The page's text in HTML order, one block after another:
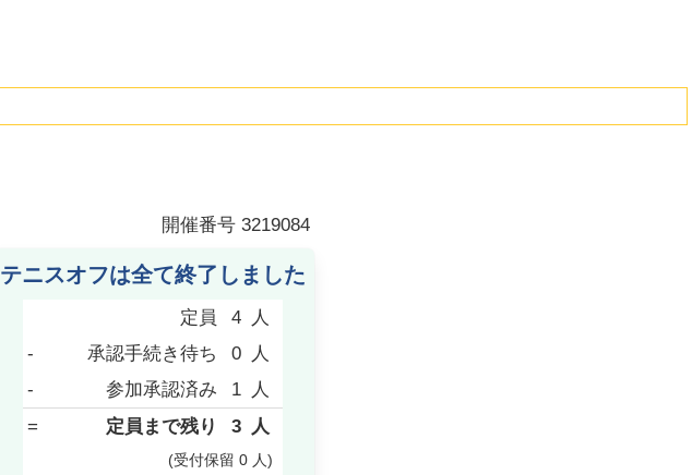
開催番号 3219084
テニスオフは全て終了しました
定員 4
人
-
承認手続き待ち 0
人
-
参加承認済み 1
人
=
定員まで残り 3 人
(受付保留0 人)